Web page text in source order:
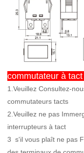
commutateur à
1.Veuillez Consultez-
commutateurs tacts
2.Veuillez ne pas
interrupteurs à tact
3 s'il vous plaît ne pas